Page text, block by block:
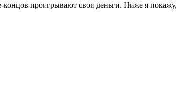
концов проигрывают свои деньги. Ниже я покажу,